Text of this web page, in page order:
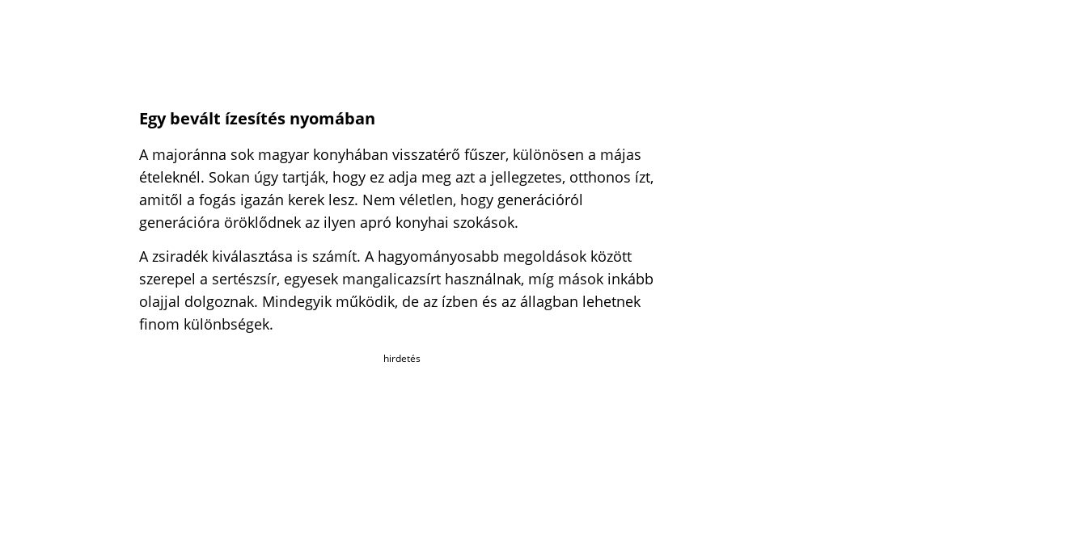
Egy bevált ízesítés nyomában
A majoránna sok magyar konyhában visszatérő fűszer, különösen a májas
ételeknél. Sokan úgy tartják, hogy ez adja meg azt a jellegzetes, otthonos ízt,
amitől a fogás igazán kerek lesz. Nem véletlen, hogy generációról
generációra öröklődnek az ilyen apró konyhai szokások.
A zsiradék kiválasztása is számít. A hagyományosabb megoldások között
szerepel a sertészsír, egyesek mangalicazsírt használnak, míg mások inkább
olajjal dolgoznak. Mindegyik működik, de az ízben és az állagban lehetnek
finom különbségek.
hirdetés